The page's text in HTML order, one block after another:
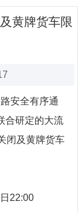
黄牌货车限
安全有序通
合研定的大流
闭及黄牌货车
22:00